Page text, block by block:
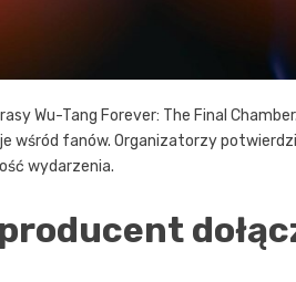
Wu-Tang Forever: The Final Chamber.
wśród fanów. Organizatorzy
wydarzenia.